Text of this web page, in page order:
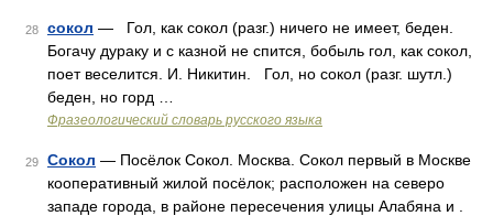
28 сокол — Гол, как сокол (разг.) ничего не имеет, беден.
Богачу дураку и с казной не спится, бобыль гол, как сокол,
поет веселится. И. Никитин. Гол, но сокол (разг. шутл.)
беден, но горд …
Фразеологический словарь русского языка
29 Сокол — Посёлок Сокол. Москва. Сокол первый в Москве
кооперативный жилой посёлок; расположен на северо
западе города, в районе пересечения улицы Алабяна и .